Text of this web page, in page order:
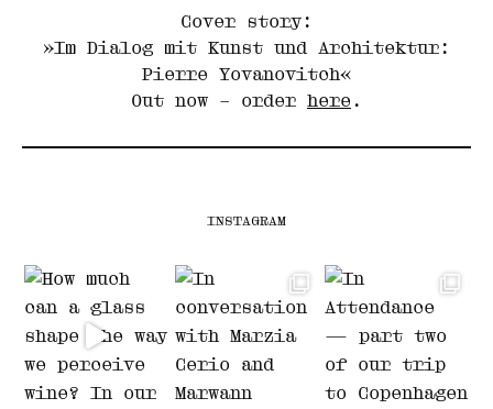
Cover story:
»Im Dialog mit Kunst und Architektur:
Pierre Yovanovitch«
Out now – order here .
INSTAGRAM